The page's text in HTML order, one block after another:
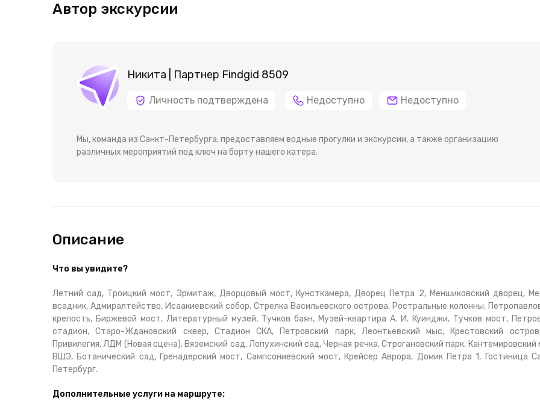
Автор экскурсии
Никита | Партнер Findgid 8509
Личность подтверждена Недоступно Недоступно
Мы, команда из Санкт-Петербурга, предоставляем водные прогулки и экскурсии, а также организацию
различных мероприятий под ключ на борту нашего катера.
Описание
Что вы увидите?
Летний сад, Троицкий мост, Эрмитаж, Дворцовый мост, Кунсткамера, Дворец Петра 2, Меншиковский дворец,
всадник, Адмиралтейство, Исаакиевский собор, Стрелка Васильевского острова, Ростральные колонны,
крепость, Биржевой мост, Литературный музей, Тучков баян, Музей-квартира А. И. Куинджи, Тучков мост,
стадион, Старо-Ждановский сквер, Стадион СКА, Петровский парк, Леонтьевский мыс, Крестовский
Привилегия, ЛДМ (Новая сцена), Вяземский сад, Лопухинский сад, Черная речка, Строгановский парк, Кантемировский
ВШЭ, Ботанический сад, Гренадерский мост, Сампсониевский мост, Крейсер Аврора, Домик Петра 1, Гостиница
Петербург.
Дополнительные услуги на маршруте: